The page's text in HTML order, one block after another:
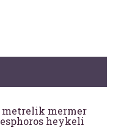
metrelik mermer
heykeli